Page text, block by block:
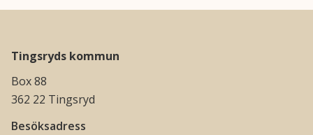
Tingsryds kommun
Box 88
362 22 Tingsryd
Besöksadress